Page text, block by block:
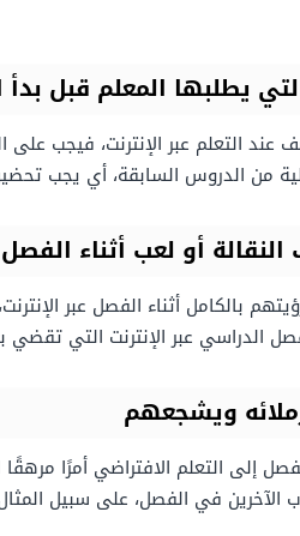
يطلبها المعلم قبل
عند التعلم عبر الإنترنت، فيجب
من الدروس السابقة، أي يجب
أو لعب أثناء الفصل
بالكامل أثناء الفصل عبر
الدراسي عبر الإنترنت التي
ويشجعهم
إلى التعلم الافتراضي أمرًا
الآخرين في الفصل، على سبيل